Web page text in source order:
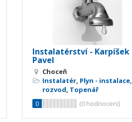
Instalatérství - Karpíšek
Pavel
Choceň
Instalatér, Plyn - instalace,
rozvod, Topenář
0
(0hodnocení)